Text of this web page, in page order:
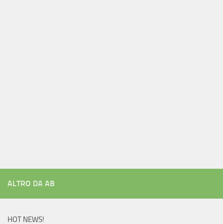
ALTRO DA AB
HOT NEWS!